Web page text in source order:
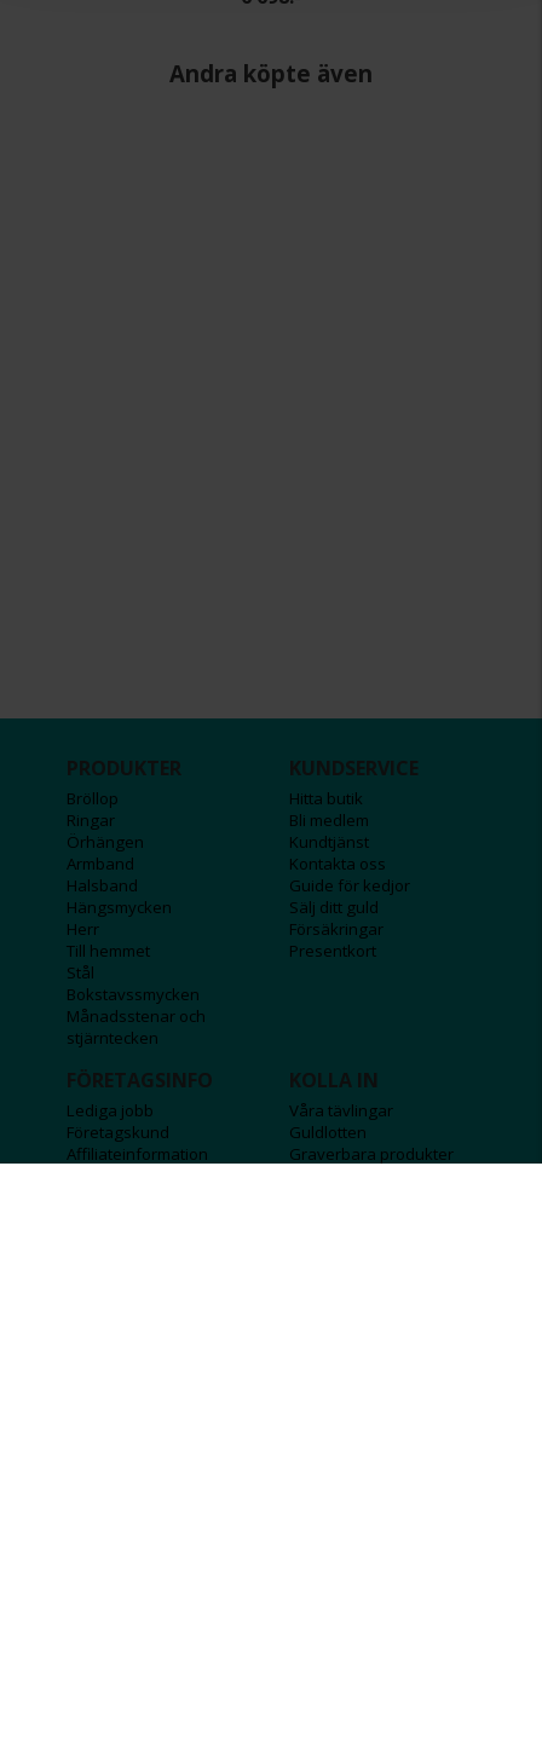
Andra köpte även
PRODUKTER
Bröllop
Ringar
Örhängen
Armband
Halsband
Hängsmycken
Herr
Till hemmet
Stål
Bokstavssmycken
Månadsstenar och
stjärntecken
KUNDSERVICE
Hitta butik
Bli medlem
Kundtjänst
Kontakta oss
Guide för kedjor
Sälj ditt guld
Försäkringar
Presentkort
FÖRETAGSINFO
Lediga jobb
Företagskund
Affiliateinformation
KOLLA IN
Våra tävlingar
Guldlotten
Graverbara produkter